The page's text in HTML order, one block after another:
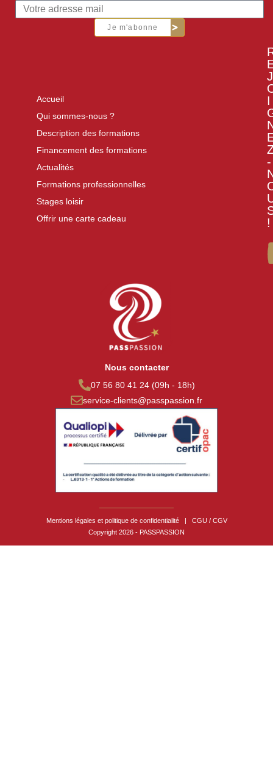
Je m'abonne
Accueil
Qui sommes-nous ?
Description des formations
Financement des formations
Actualités
Formations professionnelles
Stages loisir
Offrir une carte cadeau
J
I
-
!
Nous contacter
07 56 80 41 24 (09h - 18h)
service-clients@passpassion.fr
Mentions légales et politique de confidentialité
CGU / CGV
Copyright 2026 - PASSPASSION